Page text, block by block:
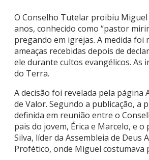
O Conselho Tutelar proibiu Miguel
anos, conhecido como “pastor
pregando em igrejas. A medida foi
ameaças recebidas depois de
ele durante cultos evangélicos. As
do Terra.
A decisão foi revelada pela página
de Valor. Segundo a publicação, a
definida em reunião entre o
pais do jovem, Érica e Marcelo, e
Silva, líder da Assembleia de Deus
Profético, onde Miguel costumava